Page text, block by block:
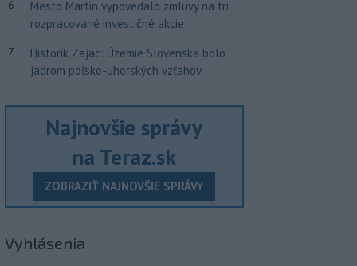
6
Mesto Martin vypovedalo zmluvy na tri
rozpracované investičné akcie
7
Historik Zajac: Územie Slovenska bolo
jadrom poľsko-uhorských vzťahov
Najnovšie správy
na Teraz.sk
ZOBRAZIŤ NAJNOVŠIE SPRÁVY
Vyhlásenia